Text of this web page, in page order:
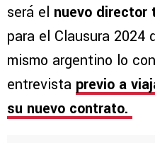
será el nuevo director
para el Clausura 2024
mismo argentino lo
entrevista previo a
su nuevo contrato.